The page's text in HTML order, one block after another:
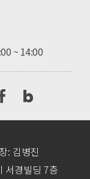
~ 14:00
: 김병진
서경빌딩 7층